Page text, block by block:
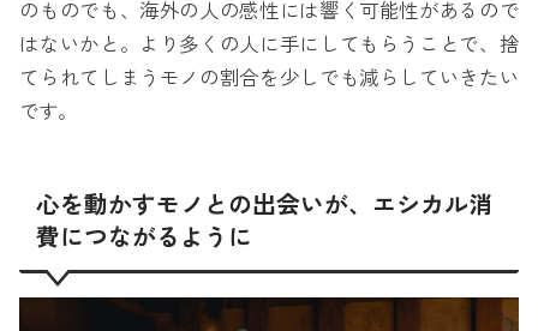
のものでも、海外の人の感性には響く可能性があるので
はないかと。より多くの人に手にしてもらうことで、捨
てられてしまうモノの割合を少しでも減らしていきたい
です。
心を動かすモノとの出会いが、エシカル消
費につながるように